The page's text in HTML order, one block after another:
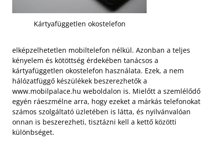
Kártyafüggetlen okostelefon
elképzelhetetlen mobiltelefon nélkül. Azonban a teljes
kényelem és kötöttség érdekében tanácsos a
kártyafüggetlen okostelefon használata. Ezek, a nem
hálózatfüggő készülékek beszerezhetők a
www.mobilpalace.hu weboldalon is. Mielőtt a szemlélődő
egyén ráeszmélne arra, hogy ezeket a márkás telefonokat
számos szolgáltató üzletében is látta, és nyilvánvalóan
onnan is beszerezheti, tisztázni kell a kettő közötti
különbséget.